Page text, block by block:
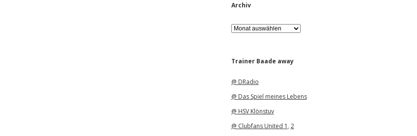
Archiv
A
r
iTrainer Baade away
@ DRadio
@ Das Spiel meines Lebens
@ HSV Klönstuv
@ Clubfans United 1 , 2